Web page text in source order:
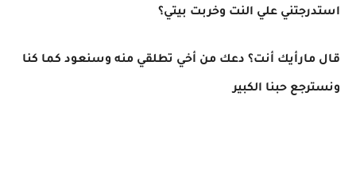
استدرجتني علي النت وخربت بيتي؟
قال مارأيك أنت؟ دعك من أخي تطلقي منه وسنعود كما كنا
ونسترجع حبنا الكبير